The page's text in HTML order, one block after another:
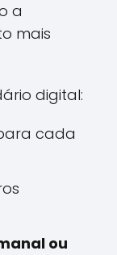
a
mais
digital:
cada
ou